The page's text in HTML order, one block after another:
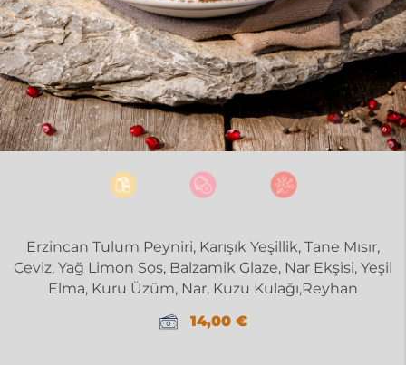
Erzincan Tulum Peyniri, Karışık Yeşillik, Tane Mısır,
Ceviz, Yağ Limon Sos, Balzamik Glaze, Nar Ekşisi, Yeşil
Elma, Kuru Üzüm, Nar, Kuzu Kulağı,Reyhan
14,00 €